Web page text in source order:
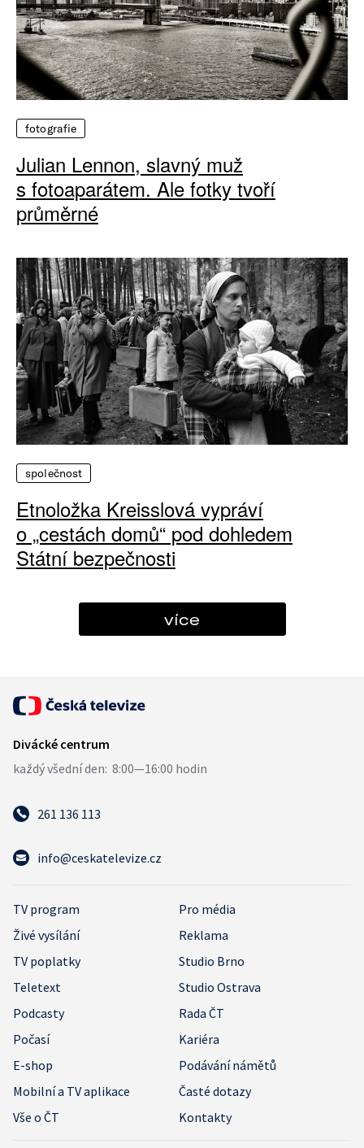
fotografie
Julian Lennon, slavný muž
s fotoaparátem. Ale fotky tvoří
průměrné
společnost
Etnoložka Kreisslová vypráví
o „cestách domů“ pod dohledem
Státní bezpečnosti
více
261 136 113
info@ceskatelevize.cz
TV program
Pro média
Živé vysílání
Reklama
TV poplatky
Studio Brno
Teletext
Studio Ostrava
Podcasty
Rada ČT
Počasí
Kariéra
E-shop
Podávání námětů
Mobilní a TV aplikace
Časté dotazy
Vše o ČT
Kontakty